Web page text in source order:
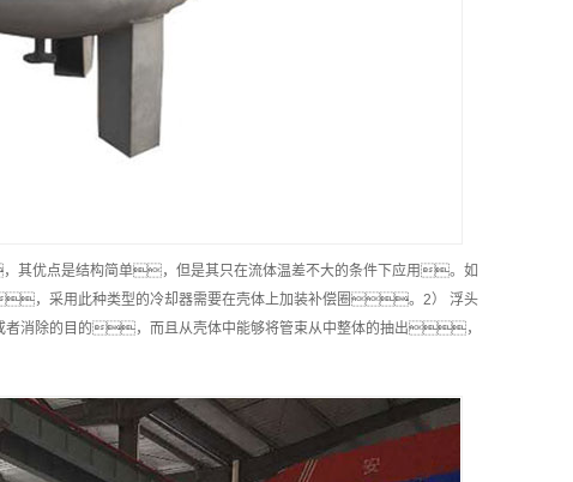
优点是结构简单，但是其只在流体温差不大的条件下应用。如
，采用此种类型的冷却器需要在壳体上加装补偿圈。2） 浮头
消除的目的，而且从壳体中能够将管束从中整体的抽出，